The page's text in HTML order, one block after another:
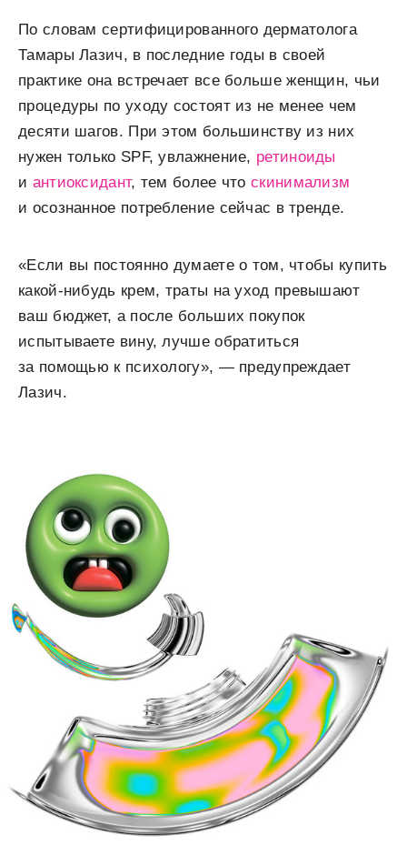
По словам сертифицированного дерматолога
Тамары Лазич, в последние годы в своей
практике она встречает все больше женщин, чьи
процедуры по уходу состоят из не менее чем
десяти шагов. При этом большинству из них
нужен только SPF, увлажнение, ретиноиды
и антиоксидант, тем более чтоскинимализм
и осознанное потребление сейчас в тренде.
«Если вы постоянно думаете о том, чтобы купить
какой-нибудь крем, траты на уход превышают
ваш бюджет, а после больших покупок
испытываете вину, лучше обратиться
за помощью к психологу», — предупреждает
Лазич.